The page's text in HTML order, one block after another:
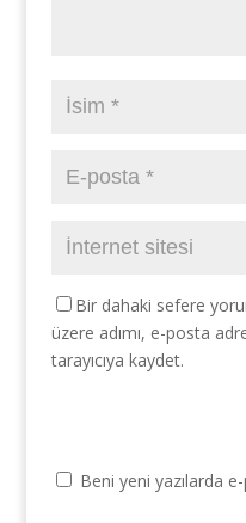
Bir dahaki sefere
üzere adımı, e-posta
tarayıcıya kaydet.
Beni yeni yazılarda